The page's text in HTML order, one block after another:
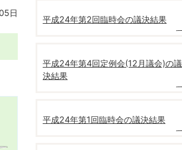
日
平成24年第2回臨時会の議決結果
平成24年第4回定例会(12月議会)の議
決結果
平成24年第1回臨時会の議決結果